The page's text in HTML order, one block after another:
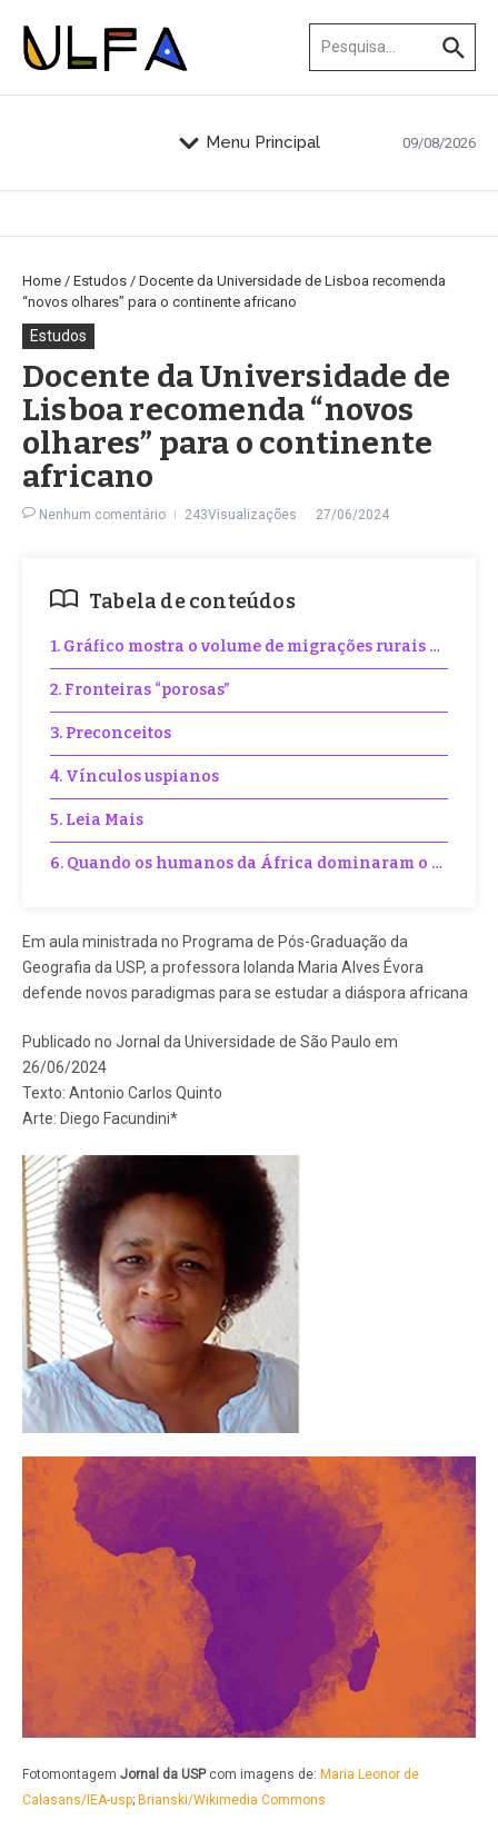
Menu Principal 09/08/2026
Home / Estudos / Docente da Universidade de Lisboa recomenda
“novos olhares” para o continente africano
Estudos
Docente da Universidade de
Lisboa recomenda “novos
olhares” para o continente
africano
Nenhum comentário 243Visualizações 27/06/2024
Tabela de conteúdos
1. Gráfico mostra o volume de migrações rurais e
2. Fronteiras “porosas”
3. Preconceitos
4. Vínculos uspianos
5. Leia Mais
6. Quando os humanos da África dominaram o mundo
Em aula ministrada no Programa de Pós-Graduação da
Geografia da USP, a professora Iolanda Maria Alves Évora
defende novos paradigmas para se estudar a diáspora africana
Publicado no Jornal da Universidade de São Paulo em
26/06/2024
Texto: Antonio Carlos Quinto
Arte: Diego Facundini*
Fotomontagem Jornal da USPcom imagens de: Maria Leonor de
Calasans/IEA-usp; Brianski/Wikimedia Commons